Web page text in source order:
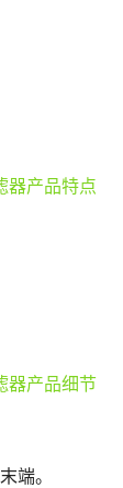
端。